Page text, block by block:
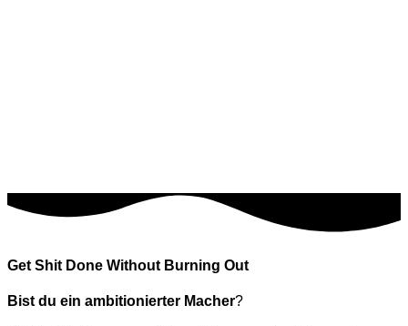
Get Shit Done Without Burning Out
Bist du ein ambitionierter Macher?